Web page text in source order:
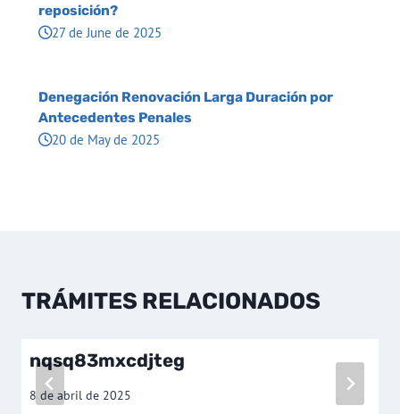
reposición?
27 de June de 2025
Denegación Renovación Larga Duración por
Antecedentes Penales
20 de May de 2025
TRÁMITES RELACIONADOS
nqsq83mxcdjteg
8 de abril de 2025